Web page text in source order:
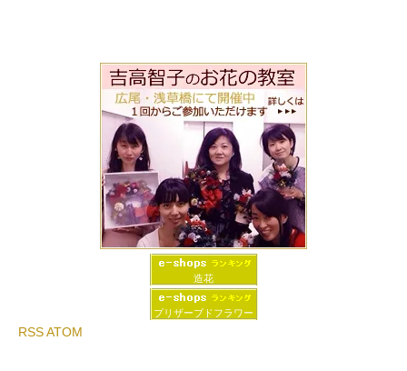
造花
プリザーブドフラワー
RSSATOM